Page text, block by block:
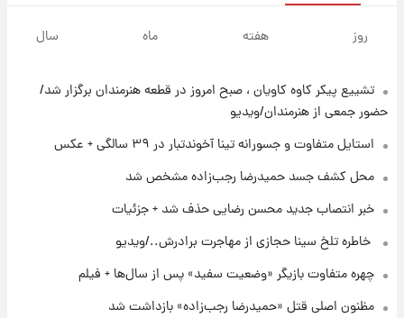
۱۲ ساعت پیش
فال روزانه واقعی دوشنبه ۱۹ مرداد ۱۴۰۵
۱۷ ساعت پیش
شد
قیمت دلار، یورو و سایر ارزها امروز ۱۸ مردادماه
روز هفته ماه سال
تشییع پیکر کاوه کاویان ، صبح امروز در قطعه هنرمندان برگزار شد/
حضور جمعی از هنرمندان/ویدیو
استایل متفاوت و جسورانه تینا آخوندتبار در ۳۹ سالگی + عکس
محل کشف جسد حمیدرضا رجب‌زاده مشخص شد
خبر انتصاب جدید محسن رضایی حذف شد + جزئیات
⁨ خاطره تلخ سینا حجازی از مهاجرت برادرش../ویدیو
چهره متفاوت بازیگر «وضعیت سفید» پس از سال‌ها + فیلم
مظنون اصلی قتل «حمیدرضا رجب‌زاده» بازداشت شد